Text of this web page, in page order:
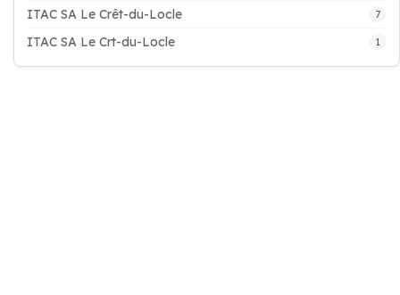
ITAC SA Le Crêt-du-Locle
7
ITAC SA Le Crt-du-Locle 1